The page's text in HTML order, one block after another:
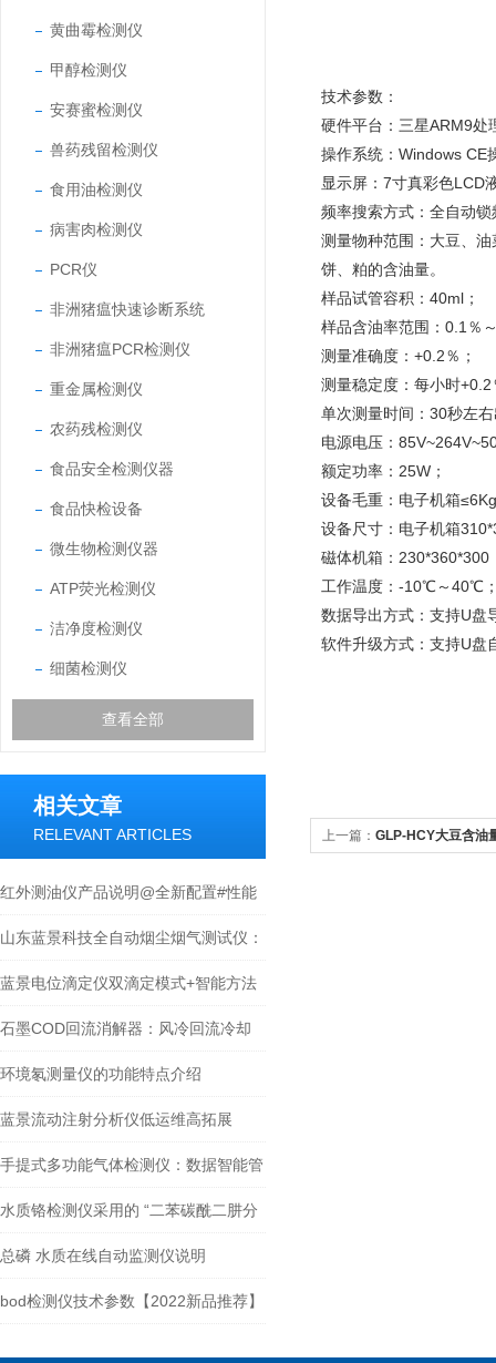
黄曲霉检测仪
甲醇检测仪
安赛蜜检测仪
兽药残留检测仪
食用油检测仪
病害肉检测仪
PCR仪
非洲猪瘟快速诊断系统
非洲猪瘟PCR检测仪
重金属检测仪
农药残检测仪
食品安全检测仪器
食品快检设备
微生物检测仪器
ATP荧光检测仪
洁净度检测仪
细菌检测仪
查看全部
相关文章
RELEVANT ARTICLES
红外测油仪产品说明@全新配置#性能
优良测油仪
山东蓝景科技全自动烟尘烟气测试仪：
环保检测的得力助手
蓝景电位滴定仪双滴定模式+智能方法
管理，效率远超传统竞品
石墨COD回流消解器：风冷回流冷却
技术
环境氡测量仪的功能特点介绍
蓝景流动注射分析仪低运维高拓展
手提式多功能气体检测仪：数据智能管
理，驱动检测数字化转型
水质铬检测仪采用的 “二苯碳酰二肼分
光光度法” 具体原理是什么？
总磷 水质在线自动监测仪说明
bod检测仪技术参数【2022新品推荐】
技术参数：
硬件平台：三星ARM9处
操作系统：Windows CE
显示屏：7寸真彩色LCD
频率搜索方式：全自动锁
测量物种范围：大豆、
饼、粕的含油量。
样品试管容积：40ml；
样品含油率范围：0.1％
测量准确度：+0.2％；
测量稳定度：每小时+0.2
单次测量时间：30秒左
电源电压：
额定功率：25W；
设备毛重：电子机箱
设备尺寸：电子机箱
磁体机箱：230*360*300
工作温度：-10℃～40℃
数据导出方式：支持U盘
软件升级方式：支持U盘
上一篇： GLP-HCY大豆含油